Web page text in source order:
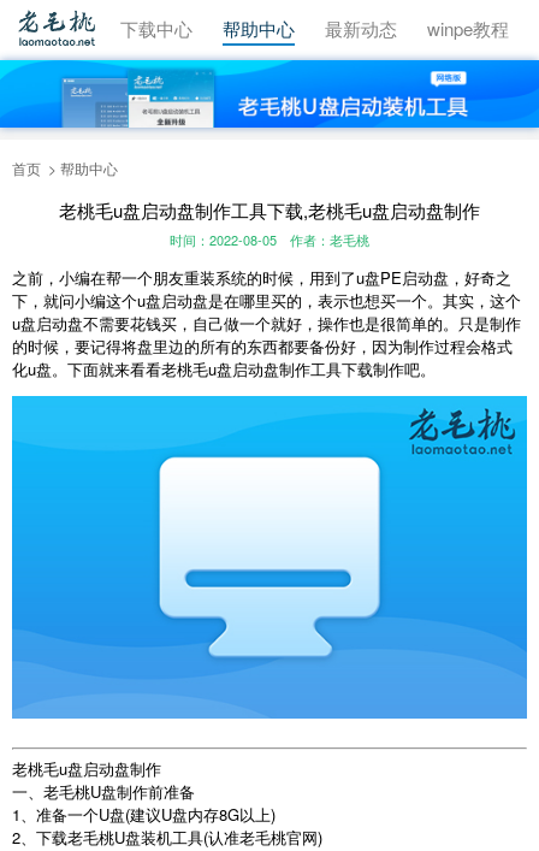
视频教程 下载中心 帮助中心 最新动态 winpe教程
首页 帮助中心
老桃毛u盘启动盘制作工具下载,老桃毛u盘启动盘制作
时间：2022-08-05 作者：老毛桃
之前，小编在帮一个朋友重装系统的时候，用到了u盘PE启动盘，好奇之
下，就问小编这个u盘启动盘是在哪里买的，表示也想买一个。其实，这个
u盘启动盘不需要花钱买，自己做一个就好，操作也是很简单的。只是制作
的时候，要记得将盘里边的所有的东西都要备份好，因为制作过程会格式
化u盘。下面就来看看老桃毛u盘启动盘制作工具下载制作吧。
老桃毛u盘启动盘制作
一、老毛桃U盘制作前准备
1、准备一个U盘(建议U盘内存8G以上)
2、下载老毛桃U盘装机工具(认准老毛桃官网)